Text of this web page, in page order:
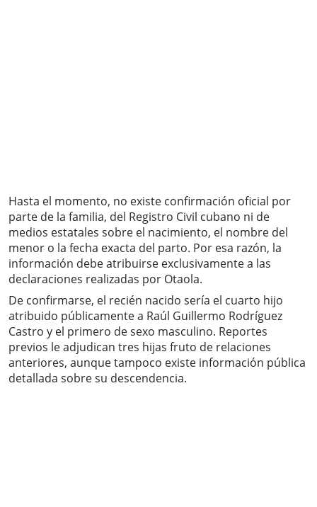
Hasta el momento, no existe confirmación oficial por
parte de la familia, del Registro Civil cubano ni de
medios estatales sobre el nacimiento, el nombre del
menor o la fecha exacta del parto. Por esa razón, la
información debe atribuirse exclusivamente a las
declaraciones realizadas por Otaola.
De confirmarse, el recién nacido sería el cuarto hijo
atribuido públicamente a Raúl Guillermo Rodríguez
Castro y el primero de sexo masculino. Reportes
previos le adjudican tres hijas fruto de relaciones
anteriores, aunque tampoco existe información pública
detallada sobre su descendencia.